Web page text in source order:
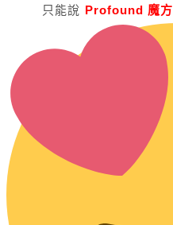
只能說 Profound 魔